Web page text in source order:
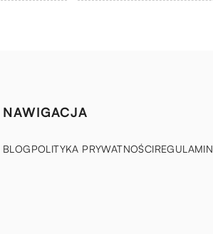
NAWIGACJA
BLOGPOLITYKA PRYWATNOŚCIREGULAMIN